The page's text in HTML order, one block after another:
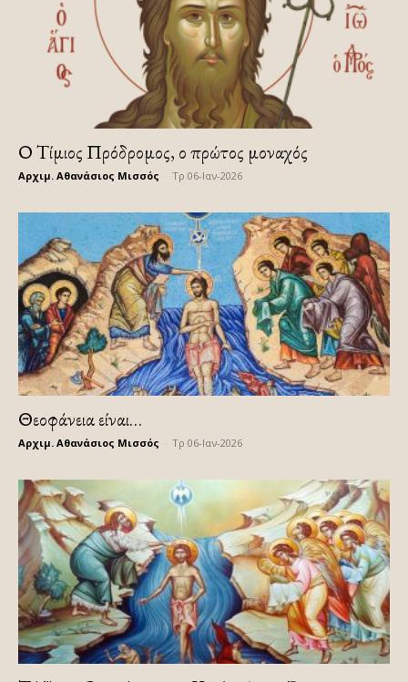
Ο Τίμιος Πρόδρομος, ο πρώτος μοναχός
Αρχιμ. Αθανάσιος Μισσός Τρ 06-Ιαν-2026
Θεοφάνεια είναι…
Αρχιμ. Αθανάσιος Μισσός Τρ 06-Ιαν-2026